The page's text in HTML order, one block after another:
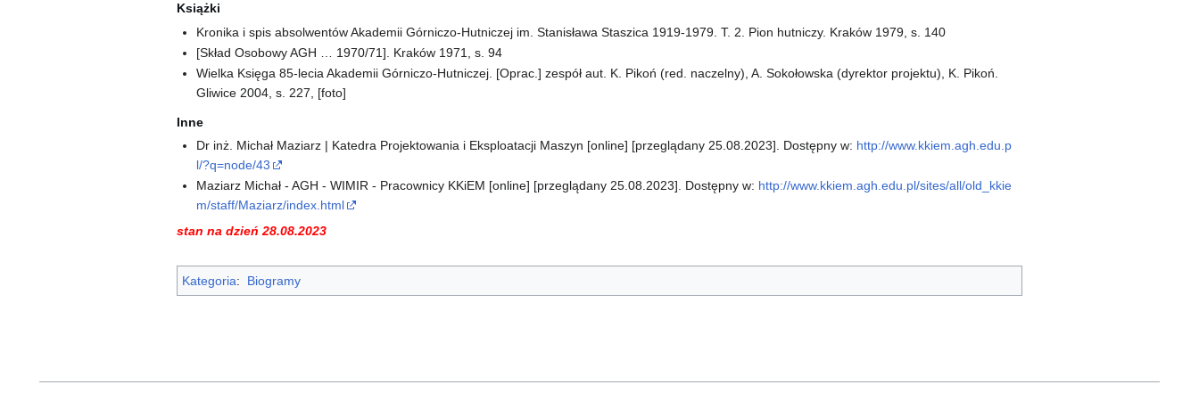
Książki
Kronika i spis absolwentów Akademii Górniczo-Hutniczej im. Stanisława Staszica 1919-1979. T. 2. Pion hutniczy. Kraków 1979, s. 140
[Skład Osobowy AGH … 1970/71]. Kraków 1971, s. 94
Wielka Księga 85-lecia Akademii Górniczo-Hutniczej. [Oprac.] zespół aut. K. Pikoń (red. naczelny), A. Sokołowska (dyrektor projektu), K. Pikoń.
Gliwice 2004, s. 227, [foto]
Inne
Dr inż. Michał Maziarz | Katedra Projektowania i Eksploatacji Maszyn [online] [przeglądany 25.08.2023]. Dostępny w: http://www.kkiem.agh.edu.p
l/?q=node/43
Maziarz Michał - AGH - WIMIR - Pracownicy KKiEM [online] [przeglądany 25.08.2023]. Dostępny w: http://www.kkiem.agh.edu.pl/sites/all/old_kkie
m/staff/Maziarz/index.html
stan na dzień 28.08.2023
Kategoria: Biogramy